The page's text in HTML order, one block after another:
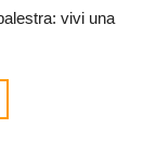
vivi una